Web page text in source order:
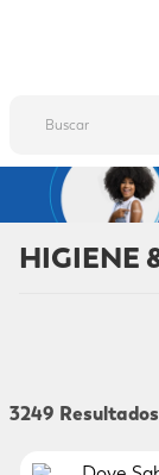
5
HIGIENE
3249